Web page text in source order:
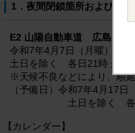
1．夜間閉鎖箇所および日時
E2 山陽自動車道 広島IC
令和7年4月7日（月曜）夜
土日を除く 各日21時 から
※天候不良などにより、順
（予備日）令和7年4月17
土日を除く
【カレンダー】